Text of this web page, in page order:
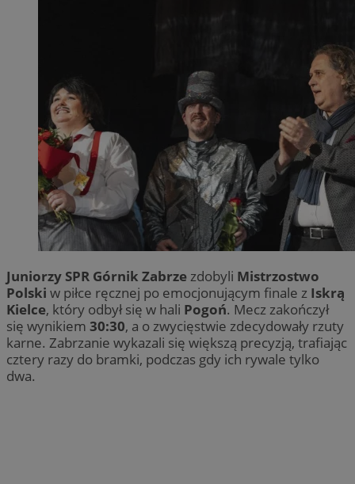
Juniorzy SPR Górnik Zabrzezdobyli Mistrzostwo
Polski w piłce ręcznej po emocjonującym finale z Iskrą
Kielce, który odbył się w hali Pogoń. Mecz zakończył
się wynikiem 30:30, a o zwycięstwie zdecydowały rzuty
karne. Zabrzanie wykazali się większą precyzją, trafiając
cztery razy do bramki, podczas gdy ich rywale tylko
dwa.